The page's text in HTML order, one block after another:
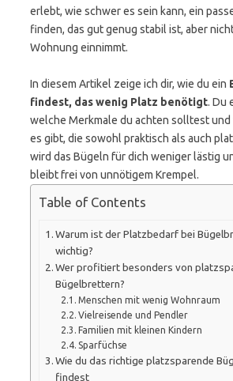
erlebt, wie schwer es sein kann, ein
finden, das gut genug stabil ist, aber
Wohnung einnimmt.
In diesem Artikel zeige ich dir, wie du ein
findest, das wenig Platz benötigt. Du
welche Merkmale du achten solltest
es gibt, die sowohl praktisch als auch
wird das Bügeln für dich weniger lästig
bleibt frei von unnötigem Krempel.
Table of Contents
Warum ist der Platzbedarf bei
wichtig?
Wer profitiert besonders von
Bügelbrettern?
Menschen mit wenig Wohnraum
Vielreisende und Pendler
Familien mit kleinen Kindern
Sparfüchse
Wie du das richtige platzsparende
findest